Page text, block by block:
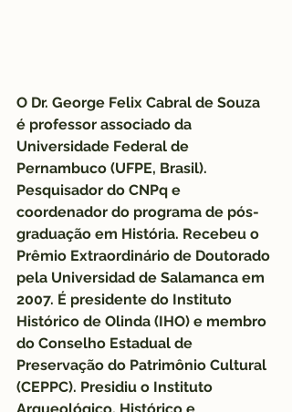
O Dr. George Felix Cabral de Souza
é professor associado da
Universidade Federal de
Pernambuco (UFPE, Brasil).
Pesquisador do CNPq e
coordenador do programa de pós-
graduação em História. Recebeu o
Prêmio Extraordinário de Doutorado
pela Universidad de Salamanca em
2007. É presidente do Instituto
Histórico de Olinda (IHO) e membro
do Conselho Estadual de
Preservação do Patrimônio Cultural
(CEPPC). Presidiu o Instituto
Arqueológico, Histórico e